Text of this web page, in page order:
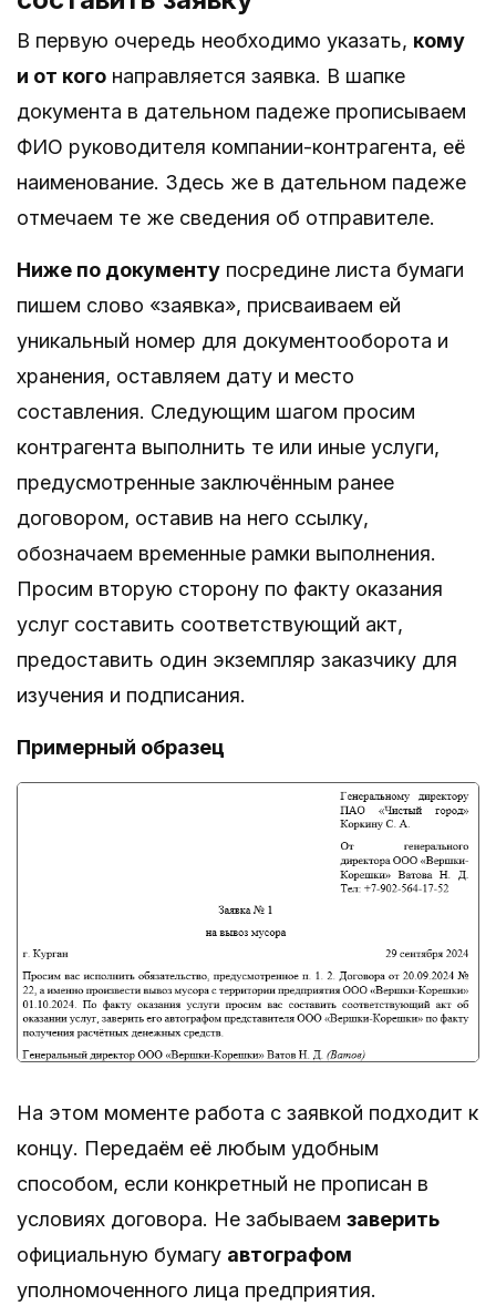
В первую очередь необходимо указать, кому
и от кого направляется заявка. В шапке
документа в дательном падеже прописываем
ФИО руководителя компании-контрагента, её
наименование. Здесь же в дательном падеже
отмечаем те же сведения об отправителе.
Ниже по документу посредине листа бумаги
пишем слово «заявка», присваиваем ей
уникальный номер для документооборота и
хранения, оставляем дату и место
составления. Следующим шагом просим
контрагента выполнить те или иные услуги,
предусмотренные заключённым ранее
договором, оставив на него ссылку,
обозначаем временные рамки выполнения.
Просим вторую сторону по факту оказания
услуг составить соответствующий акт,
предоставить один экземпляр заказчику для
изучения и подписания.
Примерный образец
На этом моменте работа с заявкой подходит к
концу. Передаём её любым удобным
способом, если конкретный не прописан в
условиях договора. Не забываем заверить
официальную бумагу автографом
уполномоченного лица предприятия.